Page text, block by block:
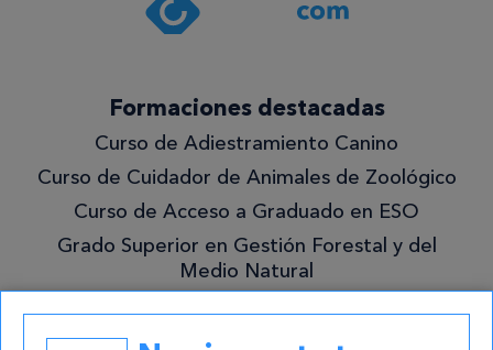
privacidad .*
¡Quiero
mejor!
Formaciones destacadas
Curso de Adiestramiento Canino
Curso de Cuidador de Animales de Zoológico
Curso de Acceso a Graduado en ESO
Grado Superior en Gestión Forestal y del
Medio Natural